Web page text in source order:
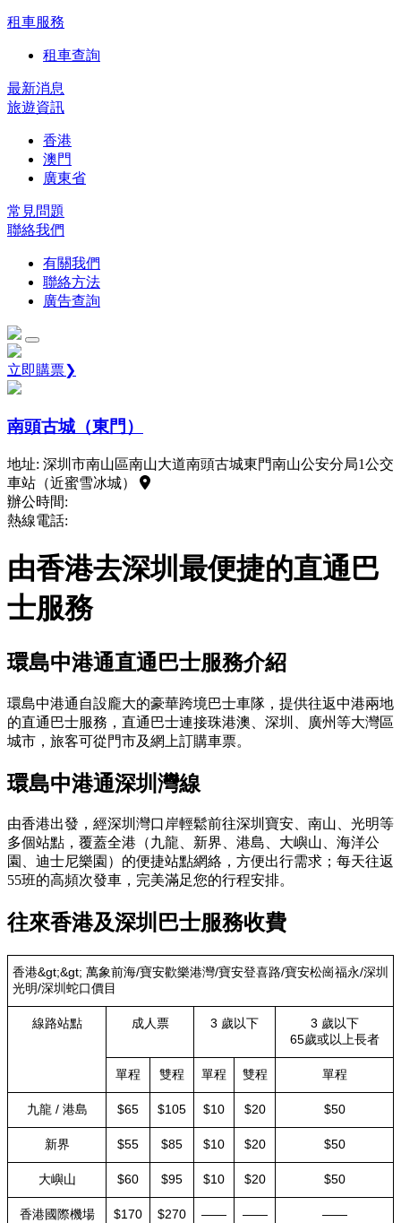
租車服務
租車查詢
最新消息
旅遊資訊
香港
澳門
廣東省
常見問題
聯絡我們
有關我們
聯絡方法
廣告查詢
立即購票❯
南頭古城（東門）
地址: 深圳市南山區南山大道南頭古城東門南山公安分局1公交
車站（近蜜雪冰城）
辦公時間:
熱線電話:
由香港去深圳最便捷的直通巴
士服務
環島中港通直通巴士服務介紹
環島中港通自設龐大的豪華跨境巴士車隊，提供往返中港兩地
的直通巴士服務，直通巴士連接珠港澳、深圳、廣州等大灣區
城市，旅客可從門市及網上訂購車票。
環島中港通深圳灣線
由香港出發，經深圳灣口岸輕鬆前往深圳寶安、南山、光明等
多個站點，覆蓋全港（九龍、新界、港島、大嶼山、海洋公
園、迪士尼樂園）的便捷站點網絡，方便出行需求；每天往返
55班的高頻次發車，完美滿足您的行程安排。
往來香港及深圳巴士服務收費
香港&gt;&gt; 萬象前海/寶安歡樂港灣/寶安登喜路/寶安松崗福永/深圳
光明/深圳蛇口價目
線路站點 成人票 3 歲以下
3 歲以下
65歲或以上長者
單程 雙程 單程 雙程 單程
九龍 / 港島 $65 $105 $10 $20 $50
新界 $55 $85 $10 $20 $50
大嶼山 $60 $95 $10 $20 $50
香港國際機場 $170 $270 —— —— ——